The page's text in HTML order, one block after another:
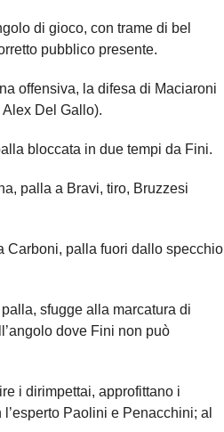
di gioco, con trame di bel
pubblico presente.
offensiva, la difesa di Maciaroni
Del Gallo).
bloccata in due tempi da Fini.
palla a Bravi, tiro, Bruzzesi
Carboni, palla fuori dallo specchio
sfugge alla marcatura di
dove Fini non può
i dirimpettai, approfittano i
Paolini e Penacchini; al